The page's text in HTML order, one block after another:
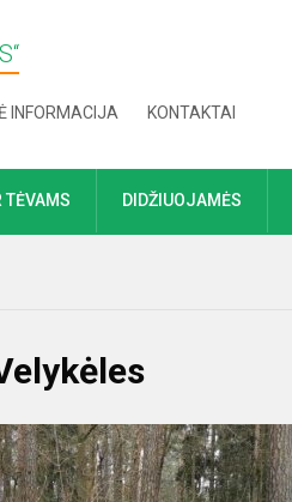
INFORMACIJA KONTAKTAI
TĖVAMS DIDŽIUOJAMĖS